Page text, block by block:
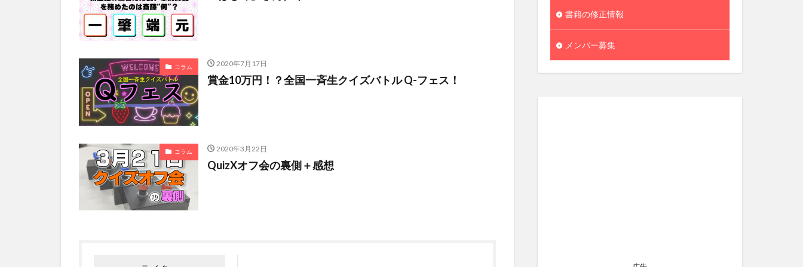
コラム 2020年7月17日
賞金10万円！？全国一斉生クイズバトル Q-フェス！
コラム 2020年3月22日
QuizXオフ会の裏側＋感想
書籍の修正情報
メンバー募集